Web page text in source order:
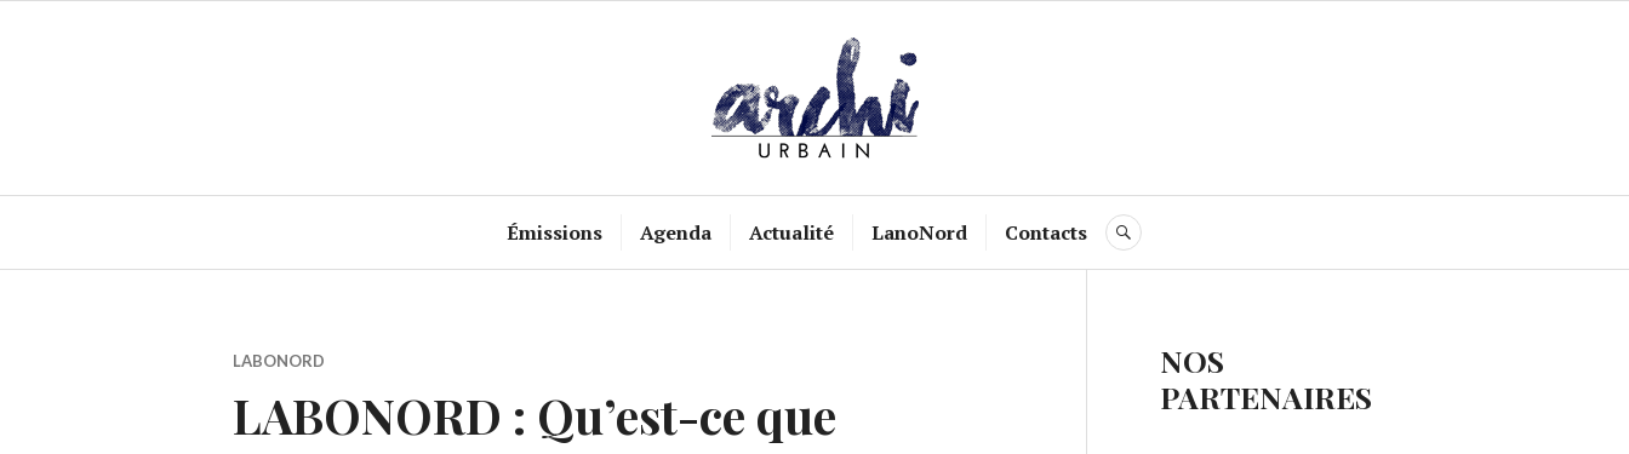
Émissions Agenda Actualité LanoNord Contacts RECHERCHE
LABONORD
LABONORD : Qu’est-ce que
NOS
PARTENAIRES